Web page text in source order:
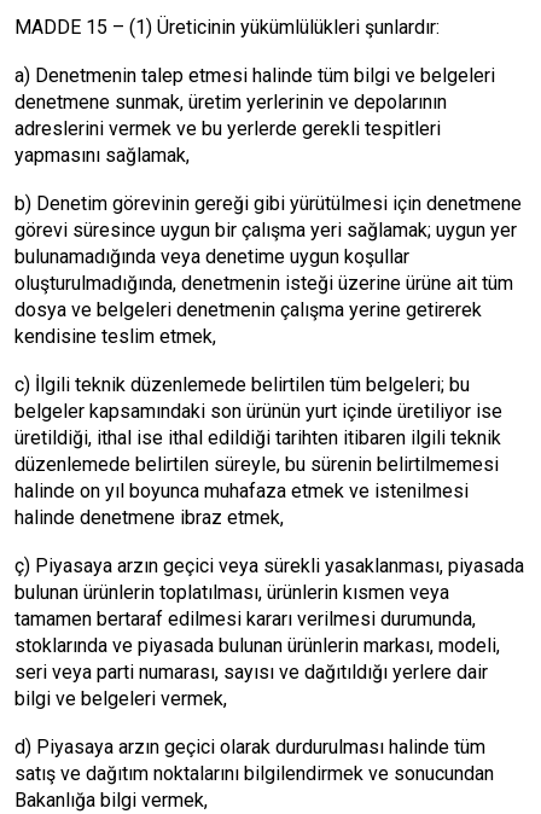
MADDE 15 – (1) Üreticinin yükümlülükleri şunlardır:
a) Denetmenin talep etmesi halinde tüm bilgi ve belgeleri
denetmene sunmak, üretim yerlerinin ve depolarının
adreslerini vermek ve bu yerlerde gerekli tespitleri
yapmasını sağlamak,
b) Denetim görevinin gereği gibi yürütülmesi için denetmene
görevi süresince uygun bir çalışma yeri sağlamak; uygun yer
bulunamadığında veya denetime uygun koşullar
oluşturulmadığında, denetmenin isteği üzerine ürüne ait tüm
dosya ve belgeleri denetmenin çalışma yerine getirerek
kendisine teslim etmek,
c) İlgili teknik düzenlemede belirtilen tüm belgeleri; bu
belgeler kapsamındaki son ürünün yurt içinde üretiliyor ise
üretildiği, ithal ise ithal edildiği tarihten itibaren ilgili teknik
düzenlemede belirtilen süreyle, bu sürenin belirtilmemesi
halinde on yıl boyunca muhafaza etmek ve istenilmesi
halinde denetmene ibraz etmek,
ç) Piyasaya arzın geçici veya sürekli yasaklanması, piyasada
bulunan ürünlerin toplatılması, ürünlerin kısmen veya
tamamen bertaraf edilmesi kararı verilmesi durumunda,
stoklarında ve piyasada bulunan ürünlerin markası, modeli,
seri veya parti numarası, sayısı ve dağıtıldığı yerlere dair
bilgi ve belgeleri vermek,
d) Piyasaya arzın geçici olarak durdurulması halinde tüm
satış ve dağıtım noktalarını bilgilendirmek ve sonucundan
Bakanlığa bilgi vermek,